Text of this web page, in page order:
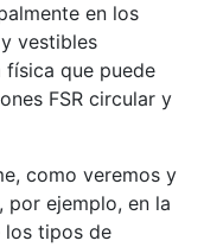
en los
vestibles
física que puede
FSR circular y
como veremos y
por ejemplo, en la
los tipos de